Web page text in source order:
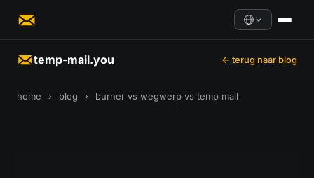
temp-mail.you ← terug naar blog
home › blog › burner vs wegwerp vs temp mail